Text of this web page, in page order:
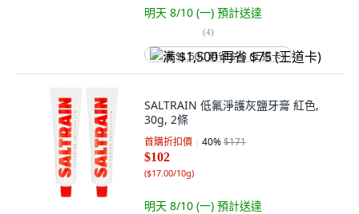
明天 8/10 (一) 預計送達
(4)
满 $1,500 再省 $75 (王道卡)
SALTRAIN 低氟淨護灰鹽牙膏 紅色,
30g, 2條
首購折扣價 40%$171
$102
($17.00/10g)
明天 8/10 (一) 預計送達